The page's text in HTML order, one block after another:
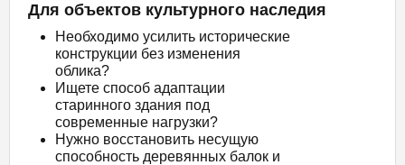
Для объектов культурного наследия
Необходимо усилить исторические
конструкции без изменения
облика?
Ищете способ адаптации
старинного здания под
современные нагрузки?
Нужно восстановить несущую
способность деревянных балок и